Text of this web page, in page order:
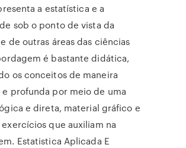
a estatística e a
sob o ponto de vista da
de outras áreas das ciências
é bastante didática,
os conceitos de maneira
profunda por meio de uma
e direta, material gráfico e
que auxiliam na
Estatistica Aplicada E